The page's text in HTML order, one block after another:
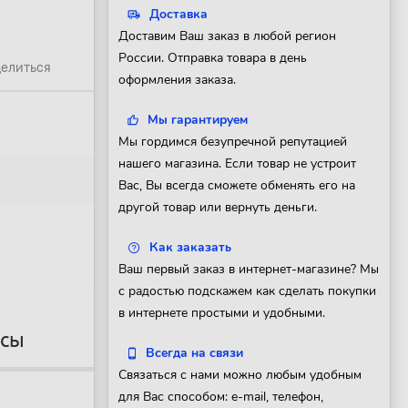
Доставка
Доставим Ваш заказ в любой регион
России. Отправка товара в день
оформления заказа.
Мы гарантируем
Мы гордимся безупречной репутацией
нашего магазина. Если товар не устроит
Вас, Вы всегда сможете обменять его на
другой товар или вернуть деньги.
Как заказать
Ваш первый заказ в интернет-магазине? Мы
с радостью подскажем как сделать покупки
в интернете простыми и удобными.
Всегда на связи
Связаться с нами можно любым удобным
для Вас способом: e-mail, телефон,